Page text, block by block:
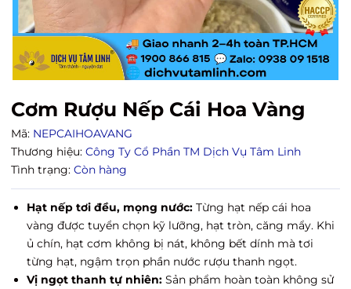
Cơm Rượu Nếp Cái Hoa Vàng
Mã: NEPCAIHOAVANG
Thương hiệu: Công Ty Cổ Phần TM Dịch Vụ Tâm Linh
Tình trạng: Còn hàng
Hạt nếp tơi đều, mọng nước: Từng hạt nếp cái hoa
vàng được tuyển chọn kỹ lưỡng, hạt tròn, căng mẩy. Khi
ủ chín, hạt cơm không bị nát, không bết dính mà tơi
từng hạt, ngậm trọn phần nước rượu thanh ngọt.
Vị ngọt thanh tự nhiên: Sản phẩm hoàn toàn không sử